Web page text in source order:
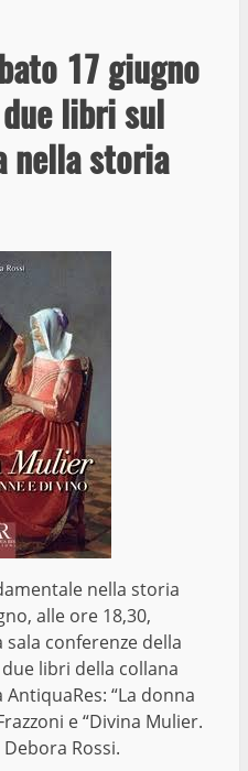
17 giugno
libri sul
nella storia
nella storia
alle ore 18,30,
conferenze della
libri della collana
“La donna
e “Divina Mulier.
Rossi.